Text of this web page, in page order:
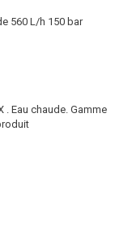
560 L/h 150 bar
. Eau chaude. Gamme